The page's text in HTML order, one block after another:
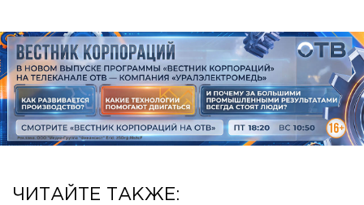
ЧИТАЙТЕ ТАКЖЕ: